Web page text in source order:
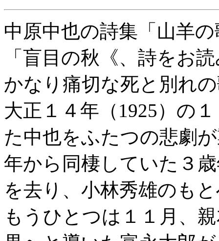
中原中也の詩集「山羊
「盲目の秋《、詩をお
かなり痛切な死と別れ
大正１４年（1925）の
た中也をふたつの悲劇
年から同棲していた３
を去り、小林秀雄のも
もうひとつは１１月、